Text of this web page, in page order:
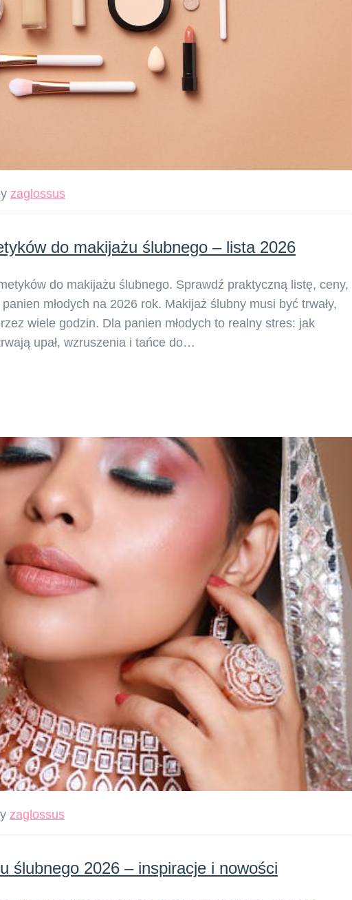
zaglossus
do makijażu ślubnego – lista 2026
do makijażu ślubnego. Sprawdź praktyczną listę, ceny,
młodych na 2026 rok. Makijaż ślubny musi być trwały,
wiele godzin. Dla panien młodych to realny stres: jak
upał, wzruszenia i tańce do…
zaglossus
ślubnego 2026 – inspiracje i nowości